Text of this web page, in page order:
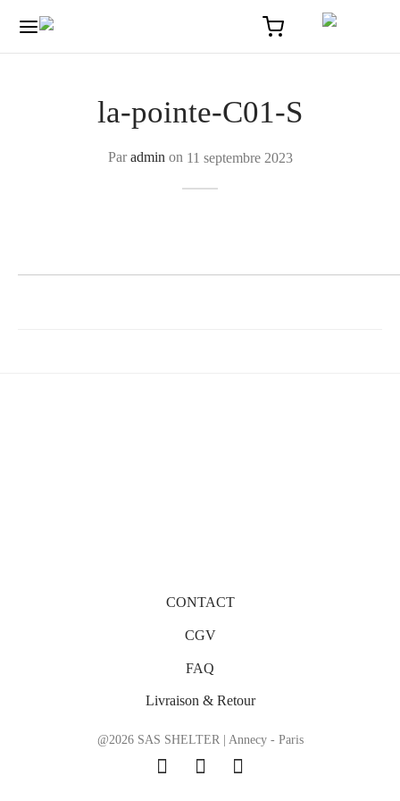
la-pointe-C01-S
Paradmin on 11 septembre 2023
CONTACT
CGV
FAQ
Livraison & Retour
@2026 SAS SHELTER | Annecy - Paris